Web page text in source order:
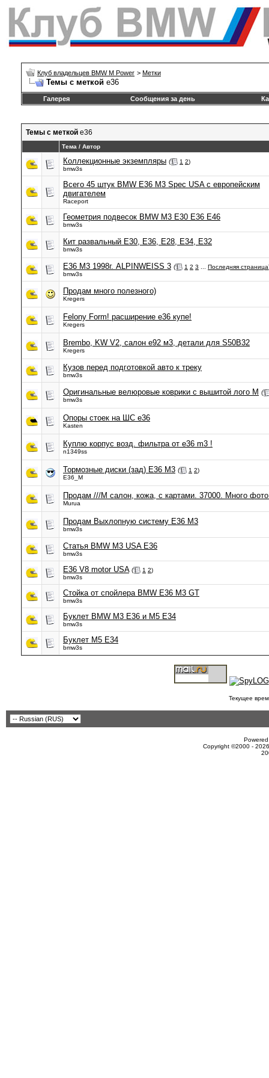
Клуб владельцев BMW M Power > Метки
Темы с меткой e36
Галерея Сообщения за день
Темы с меткой e36
Тема / Автор
Коллекционные экземпляры ( 1 2)
bmw3s
Всего 45 штук BMW E36 M3 Spec USA с европейским
двигателем
Raceport
Геометрия подвесок BMW M3 E30 E36 E46
bmw3s
Кит развальный E30, E36, E28, E34, E32
bmw3s
E36 M3 1998г. ALPINWEISS 3 ( 1 2 3 Последняя страница
bmw3s
Продам много полезного)
Kregers
Felony Form! расширение e36 купе!
Kregers
Brembo, KW V2, салон е92 м3, детали для S50B32
Kregers
Кузов перед подготовкой авто к треку
bmw3s
Оригинальные велюровые коврики с вышитой лого М (
bmw3s
Опоры стоек на ШС e36
Kasten
Куплю корпус возд. фильтра от e36 m3 !
n1349ss
Тормозные диски (зад) E36 M3 ( 1 2)
E36_M
Продам ///M салон, кожа, с картами. 37000. Много
Murua
Продам Выхлопную систему Е36 М3
bmw3s
Статья BMW M3 USA E36
bmw3s
E36 V8 motor USA ( 1 2)
bmw3s
Стойка от спойлера BMW E36 M3 GT
bmw3s
Буклет BMW M3 E36 и M5 E34
bmw3s
Буклет М5 Е34
bmw3s
Текущее
Copyright ©2000 -